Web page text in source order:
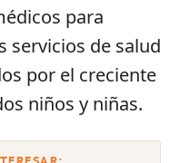
para
servicios de salud
por el creciente
niños y niñas.